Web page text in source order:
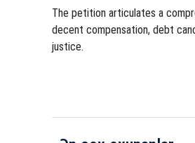
The petition articulates a
decent compensation, debt
justice.